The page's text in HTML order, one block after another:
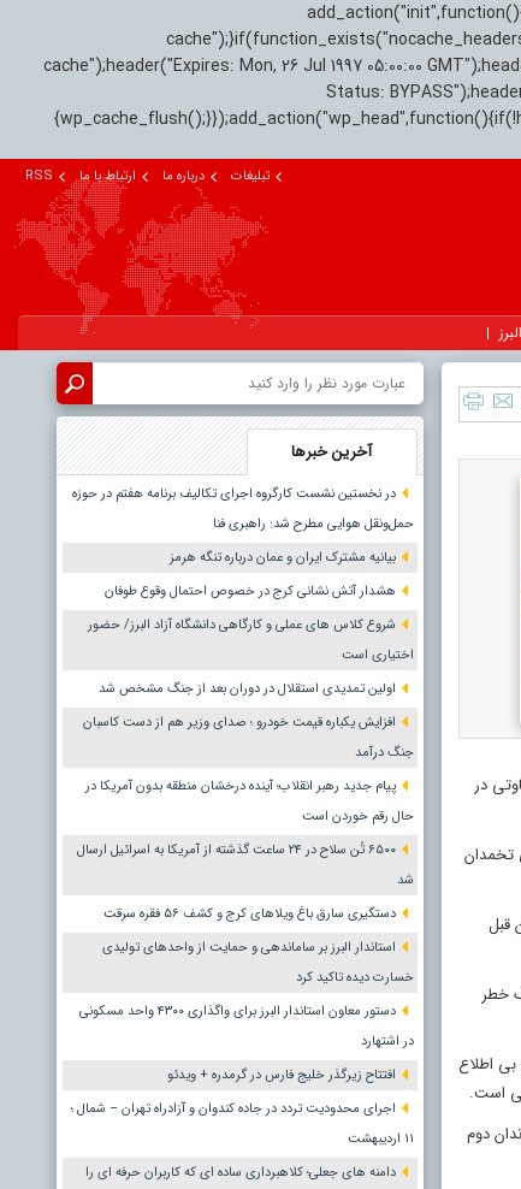
cache");header("Expires: Mon, 26 Jul 1997 05:00:00
Status:
تبلیغات درباره ما ارتباط با ما RSS
در
تخمدان
قبل
خطر
بی اطلاع
است.
دوم
آخرین خبرها
در نخستین نشست کارگروه اجرای تکالیف برنامه هفتم در حوزه
حمل‌ونقل هوایی مطرح شد: راهبری فنا
بیانیه مشترک ایران و عمان درباره تنگه هرمز
هشدار آتش نشانی کرج در خصوص احتمال وقوع طوفان
شروع کلاس های عملی و کارگاهی دانشگاه آزاد البرز/ حضور
اختیاری است
اولین تمدیدی استقلال در دوران بعد از جنگ مشخص شد
افزایش یکباره قیمت خودرو ؛ صدای وزیر هم از دست کاسبان
جنگ درآمد
پیام جدید رهبر انقلاب؛ آینده درخشان منطقه بدون آمریکا در
حال رقم خوردن است
۶۵۰۰ تُن سلاح در ۲۴ ساعت گذشته از آمریکا به اسرائیل ارسال
شد
دستگیری سارق باغ ویلاهای کرج و کشف ۵۶ فقره سرقت
استاندار البرز بر ساماندهی و حمایت از واحدهای تولیدی
خسارت دیده تاکید کرد
دستور معاون استاندار البرز برای واگذاری ۴۳۰۰ واحد مسکونی
در اشتهارد
افتتاح زیرگذر خلیج فارس در گرمدره + ویدئو
اجرای محدودیت تردد در جاده کندوان و آزادراه تهران – شمال ؛
١١ اردیبهشت
دامنه های جعلی؛ کلاهبرداری ساده ای که کاربران حرفه ای را